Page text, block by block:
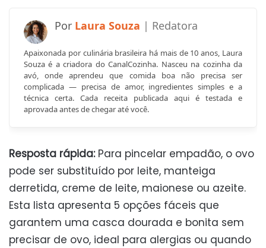
Laura Souza
Apaixonada por culinária brasileira há mais de 10 anos, Laura
Souza é a criadora do CanalCozinha. Nasceu na cozinha da
avó, onde aprendeu que comida boa não precisa ser
complicada — precisa de amor, ingredientes simples e a
técnica certa. Cada receita publicada aqui é testada e
aprovada antes de chegar até você.
Resposta rápida:Para pincelar empadão, o ovo
pode ser substituído por leite, manteiga
derretida, creme de leite, maionese ou azeite.
Esta lista apresenta 5 opções fáceis que
garantem uma casca dourada e bonita sem
precisar de ovo, ideal para alergias ou quando